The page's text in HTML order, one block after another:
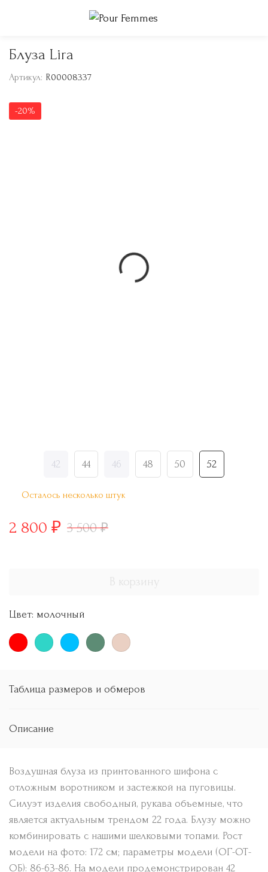
Блуза Lira
Артикул: R00008337
-20%
42 44 46 48 50 52
Осталось несколько штук
2 800 ₽ 3 500₽
В корзину
Цвет: молочный
Таблица размеров и обмеров
Описание
Воздушная блуза из принтованного шифона с
отложным воротником и застежкой на пуговицы.
Силуэт изделия свободный, рукава объемные, что
является актуальным трендом 22 года. Блузу можно
комбинировать с нашими шелковыми топами. Рост
модели на фото: 172 см; параметры модели (ОГ-ОТ-
ОБ): 86-63-86. На модели продемонстрирован 42